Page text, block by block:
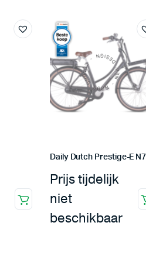
Daily Dutch Prestige-E N7
Prijs tijdelijk
niet
beschikbaar